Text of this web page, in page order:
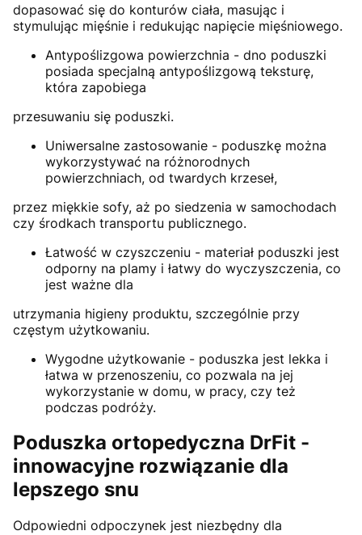
dopasować się do konturów ciała, masując i
stymulując mięśnie i redukując napięcie mięśniowego.
Antypoślizgowa powierzchnia - dno poduszki
posiada specjalną antypoślizgową teksturę,
która zapobiega
przesuwaniu się poduszki.
Uniwersalne zastosowanie - poduszkę można
wykorzystywać na różnorodnych
powierzchniach, od twardych krzeseł,
przez miękkie sofy, aż po siedzenia w samochodach
czy środkach transportu publicznego.
Łatwość w czyszczeniu - materiał poduszki jest
odporny na plamy i łatwy do wyczyszczenia, co
jest ważne dla
utrzymania higieny produktu, szczególnie przy
częstym użytkowaniu.
Wygodne użytkowanie - poduszka jest lekka i
łatwa w przenoszeniu, co pozwala na jej
wykorzystanie w domu, w pracy, czy też
podczas podróży.
Poduszka ortopedyczna DrFit -
innowacyjne rozwiązanie dla
lepszego snu
Odpowiedni odpoczynek jest niezbędny dla